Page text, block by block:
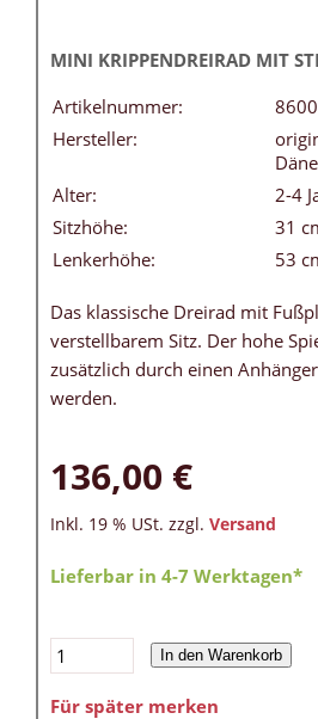
MINI KRIPPENDREIRAD MIT
Artikelnummer:
Hersteller:
Alter:
2-4
Sitzhöhe:
31
Lenkerhöhe:
53
Das klassische Dreirad mit
verstellbarem Sitz. Der hohe
zusätzlich durch einen
werden.
136,00 €
Inkl. 19 % USt. zzgl. Versand
Lieferbar in 4-7 Werktagen*
In den Warenkorb
Für später merken